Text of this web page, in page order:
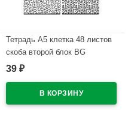
Тетрадь А5 клетка 48 листов
скоба второй блок BG
Элементы ассорти арт.Т5ск48
39 ₽